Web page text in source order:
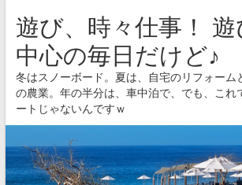
遊び、時々仕事！ 遊
中心の毎日だけど♪
冬はスノーボード。夏は、自宅のリフォーム
の農業。年の半分は、車中泊で、でも、これ
ートじゃないんですｗ